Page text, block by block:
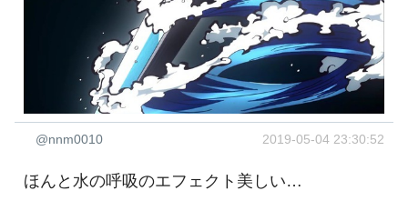
@nnm0010 2019-05-04 23:30:52
ほんと水の呼吸のエフェクト美しい…